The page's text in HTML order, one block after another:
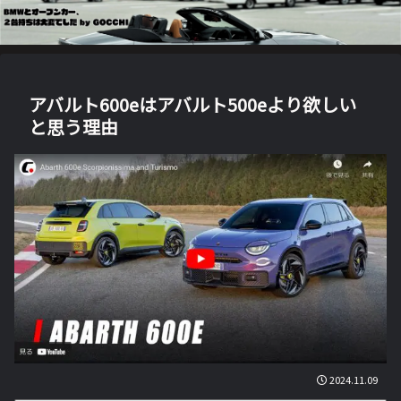
アバルト600eはアバルト500eより欲しい
と思う理由
2024.11.09